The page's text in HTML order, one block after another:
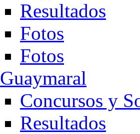
Resultados
Fotos
Fotos
Guaymaral
Concursos y
Resultados